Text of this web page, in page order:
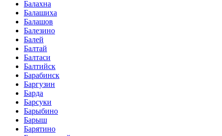
Балахна
Балашиха
Балашов
Балезино
Балей
Балтай
Балтаси
Балтийск
Барабинск
Баргузин
Барда
Барсуки
Барыбино
Барыш
Барятино